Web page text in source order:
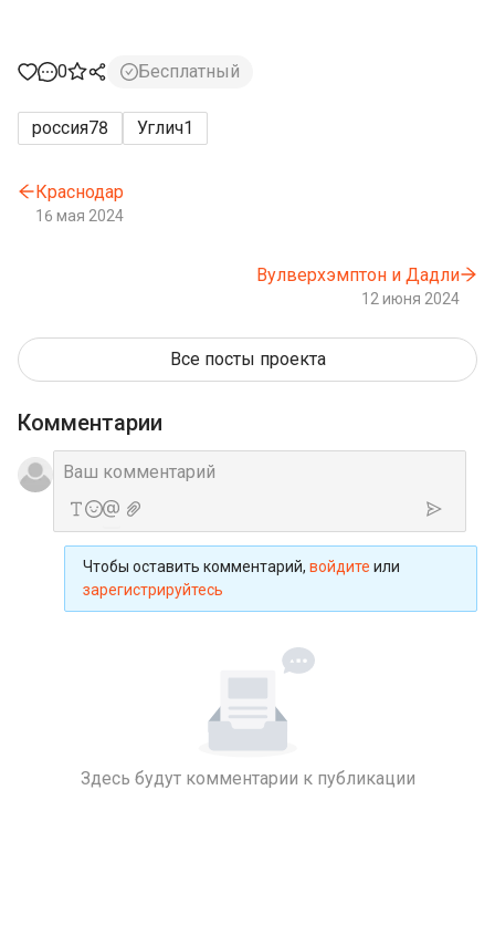
0 Бесплатный
россия78 Углич1
Краснодар
16 мая 2024
Вулверхэмптон и Дадли
12 июня 2024
Все посты проекта
Комментарии
Чтобы оставить комментарий, войдите или
зарегистрируйтесь
Здесь будут комментарии к публикации